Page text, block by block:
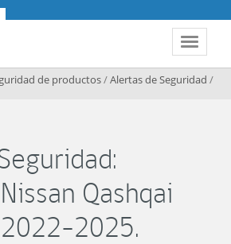
Toggle
de productos/Alertas de Seguridad /
compartir
Qashqai
2022-2025.